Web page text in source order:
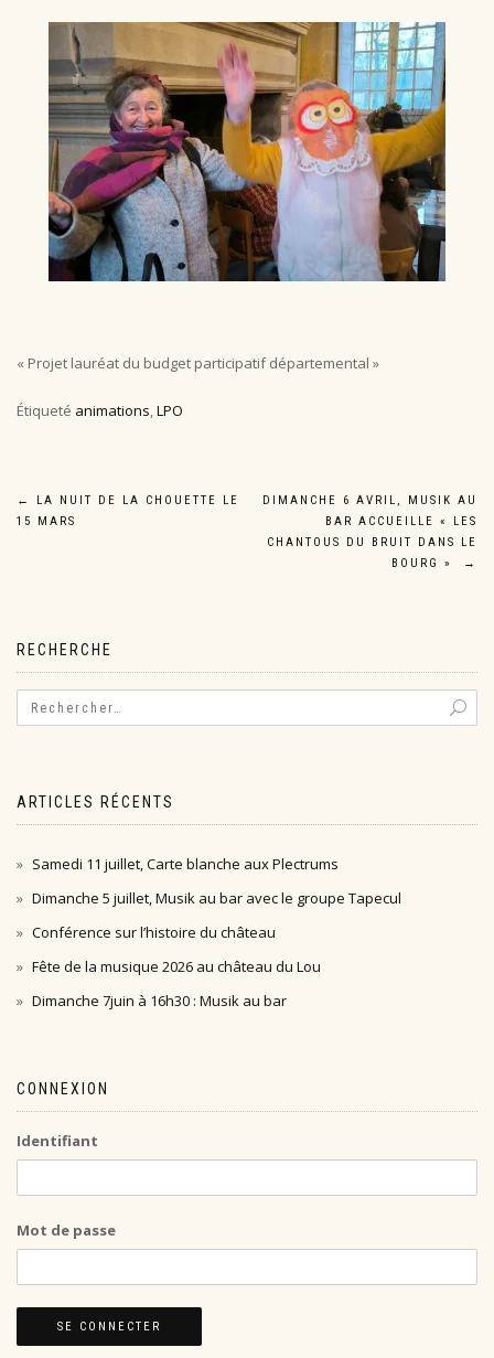
« Projet lauréat du budget participatif départemental »
Étiqueté animations,LPO
Navigation
←
LA NUIT DE LA CHOUETTE LE
15 MARS
DIMANCHE 6 AVRIL, MUSIK AU
BAR ACCUEILLE « LES
CHANTOUS DU BRUIT DANS LE
BOURG »
→
RECHERCHE
ARTICLES RÉCENTS
Samedi 11 juillet, Carte blanche aux Plectrums
Dimanche 5 juillet, Musik au bar avec le groupe Tapecul
Conférence sur l’histoire du château
Fête de la musique 2026 au château du Lou
Dimanche 7juin à 16h30 : Musik au bar
CONNEXION
Identifiant
Mot de passe